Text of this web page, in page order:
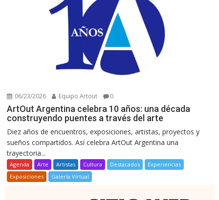
06/23/2026 Equipo Artout 0
ArtOut Argentina celebra 10 años: una década
construyendo puentes a través del arte
Diez años de encuentros, exposiciones, artistas, proyectos y
sueños compartidos. Así celebra ArtOut Argentina una
trayectoria...
Agenda Arte Artistas Cultura Destacados
Experiencias
Exposiciones
Galería Virtual